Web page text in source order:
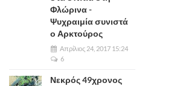
Φλώρινα -
Ψυχραιμία συνιστά
ο Αρκτούρος
Απρίλιος 24, 2017 15:24
6
Νεκρός 49χρονος